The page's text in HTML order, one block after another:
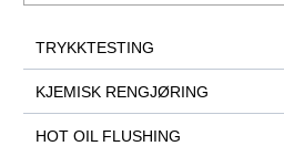
TRYKKTESTING
KJEMISK RENGJØRING
HOT OIL FLUSHING